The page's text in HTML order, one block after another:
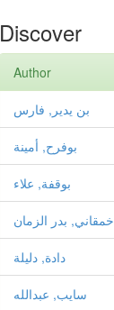
Discover
Author
بن يدير, فارس
بوفرح, أمينة
بوقفة, علاء
خمقاني, بدر الزمان
دادة, دليلة
سايب, عبدالله